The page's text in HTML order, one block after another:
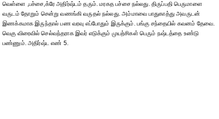
வெள்ளை ,பச்சை,க்ரே அதிர்ஷ்டம் தரும். மரகத பச்சை நல்லது. திருப்பதி பெருமாளை
வருடம் தோறும் சென்று வணங்கி வருதல் நல்லது. அம்மாவை பாதுகாத்து அவருடன்
இணக்கமாக இருந்தால் பண வரவு எப்போதும் இருக்கும். பங்கு சந்தையில் கவனம் தேவை.
வெகு விரைவில் செல்வந்தராக இவர் எடுக்கும் முயற்சிகள் பெரும் நஷ்டத்தை உண்டு
பண்ணும். அதிர்ஷ்ட எண் 5.